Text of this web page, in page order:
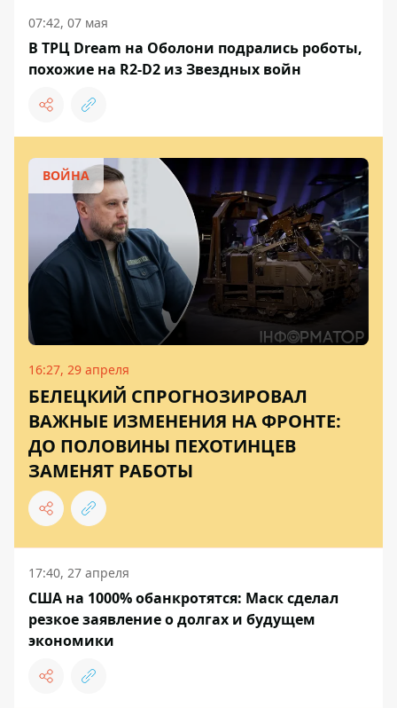
07:42, 07 мая
В ТРЦ Dream на Оболони подрались роботы,
похожие на R2-D2 из Звездных войн
ВОЙНА
16:27, 29 апреля
БЕЛЕЦКИЙ СПРОГНОЗИРОВАЛ
ВАЖНЫЕ ИЗМЕНЕНИЯ НА ФРОНТЕ:
ДО ПОЛОВИНЫ ПЕХОТИНЦЕВ
ЗАМЕНЯТ РАБОТЫ
17:40, 27 апреля
США на 1000% обанкротятся: Маск сделал
резкое заявление о долгах и будущем
экономики